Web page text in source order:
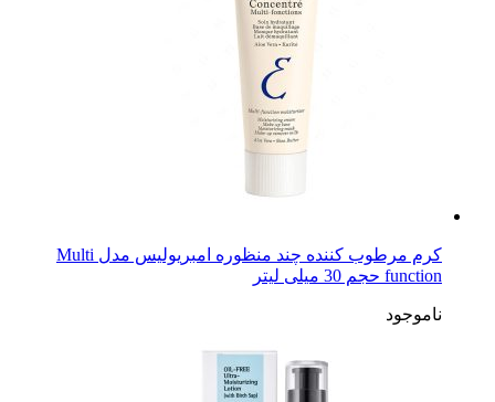
کرم مرطوب کننده چند منظوره امبریولیس مدل Multi
function حجم 30 میلی لیتر
ناموجود